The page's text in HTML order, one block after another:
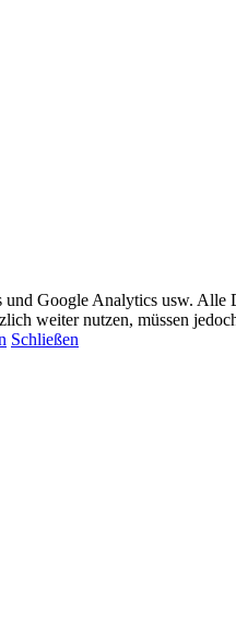
und Google Analytics usw.
weiter nutzen, müssen
Schließen